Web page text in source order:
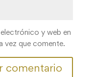
y web en
vez que comente.